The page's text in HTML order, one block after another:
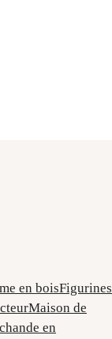
en boisFigurines
Maison de
en